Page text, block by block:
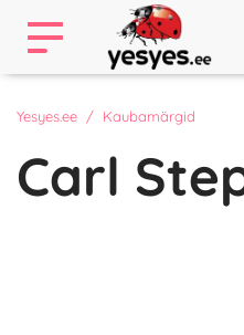
Yesyes.ee Kaubamärgid
Carl